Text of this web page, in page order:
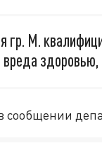
гр. М.
сообщении